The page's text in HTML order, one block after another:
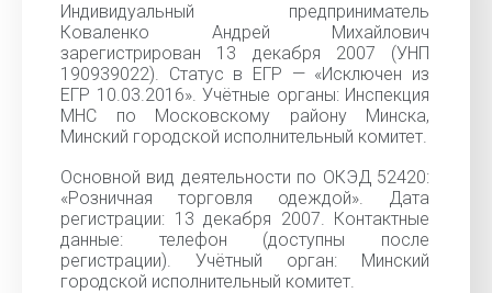
Индивидуальный предприниматель
Коваленко Андрей Михайлович
зарегистрирован 13 декабря 2007 (УНП
190939022). Статус в ЕГР — «Исключен из
ЕГР 10.03.2016». Учётные органы: Инспекция
МНС по Московскому району Минска,
Минский городской исполнительный комитет.
Основной вид деятельности по ОКЭД 52420:
«Розничная торговля одеждой». Дата
регистрации: 13 декабря 2007. Контактные
данные: телефон (доступны после
регистрации). Учётный орган: Минский
городской исполнительный комитет.